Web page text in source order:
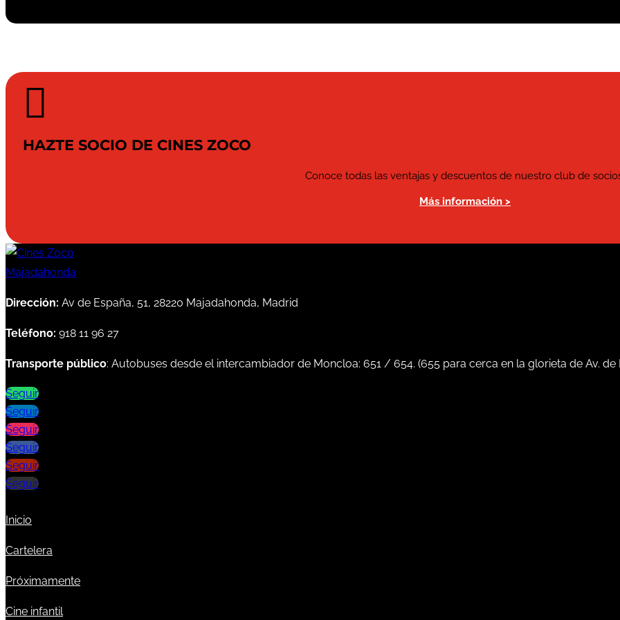

HAZTE SOCIO DE CINES ZOCO
Conoce todas las ventajas y descuentos de nuestro club de
Más información >
Dirección: Av de España, 51, 28220 Majadahonda, Madrid
Teléfono: 918 11 96 27
Transporte público: Autobuses desde el intercambiador de Moncloa: 651 / 654. (655 para cerca en la glorieta de Av. de
Seguir
Seguir
Seguir
Seguir
Seguir
Seguir
Inicio
Cartelera
Próximamente
Cine infantil